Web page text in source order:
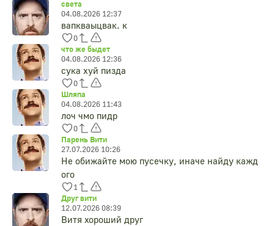
света
04.08.2026 12:37
вапкваыцвак. к
0
что же быдет
04.08.2026 12:36
сyка хyй пиздa
0
Шляпа
04.08.2026 11:43
лоч чмо пидр
0
Парень Вити
27.07.2026 10:26
Не обижайте мою пусечку, иначе найду кажд
ого
1
Друг вити
12.07.2026 08:39
Витя хороший друг